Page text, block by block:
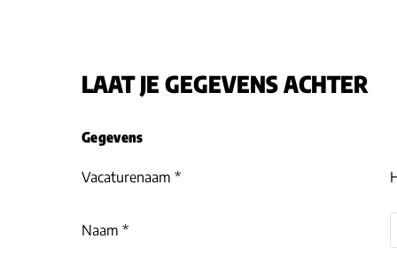
LAAT JE GEGEVENS ACHTER
Gegevens
Vacaturenaam *
Naam *